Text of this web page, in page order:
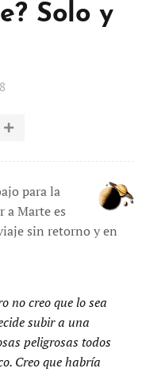
Solo y
para la
a Marte es
sin retorno y en
no creo que lo sea
subir a una
peligrosas todos
Creo que habría